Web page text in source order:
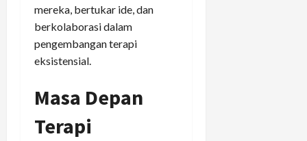
mereka, bertukar ide, dan
berkolaborasi dalam
pengembangan terapi
eksistensial.
Masa Depan
Terapi